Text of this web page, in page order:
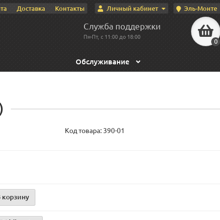
Эль-Монте
Личный кабинет
Доставка Контакты
Служба поддержки
Пн-Пт, с 11:00 до 18:00
0
Обслуживание
Код товара: 390-01
корзину